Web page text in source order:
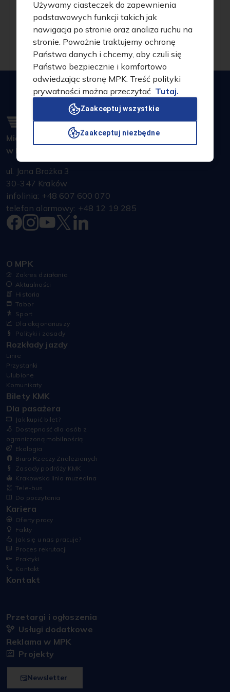
Polityka jakości i zarządzania środowiskowego
MPK i Ekologia
Miejskie Przedsiębiorstwo Komunikacyjne S.A.
w Krakowie
ul. Jana Brożka 3
30-347 Kraków
infolinia: +48 607 600 070
telefon alarmowy: +48 12 19 285
O MPK
Zakres działania
Aktualności
Historia
Tabor
Sport
Dla akcjonariuszy
Polityki i zasady
Rozkłady jazdy
Linie
Przystanki
Ulubione
Komunikaty
Bilety KMK
Dla pasażera
Jak kupić bilet?
Dostępność dla osób z
ograniczoną mobilnością
Ekologia
Biuro Rzeczy Znalezionych
Zasady podróży KMK
Krakowska linia muzealna
Tele-bus
Do poczytania
Kariera
Oferty pracy
Fakty
Jak się u nas pracuje?
Proces rekrutacji
Praktyki
Kontakt
Kontakt
Przetargi i ogłoszenia
Usługi dodatkowe
Reklama w MPK
Projekty
Newsletter
Używamy ciasteczek do zapewnienia
podstawowych funkcji takich jak
nawigacja po stronie oraz analiza ruchu na
stronie. Poważnie traktujemy ochronę
Państwa danych i chcemy, aby czuli się
Państwo bezpiecznie i komfortowo
odwiedzając stronę MPK. Treść polityki
prywatności można przeczytać Tutaj.
Zaakceptuj wszystkie
Zaakceptuj niezbędne